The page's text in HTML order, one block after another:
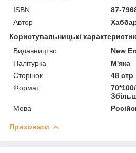
ISBN
87-
Автор
Користувальницькі
Видавництво
New
Палітурка
М'яка
Сторінок
48 стр
Формат
Мова
Приховати